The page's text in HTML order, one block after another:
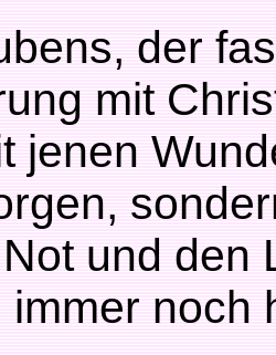
der
mit
jenen
und den
noch